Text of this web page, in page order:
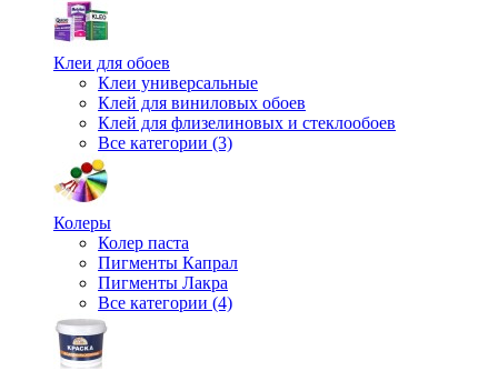
Клеи для обоев
Клеи универсальные
Клей для виниловых обоев
Клей для флизелиновых и стеклообоев
Все категории (3)
Колеры
Колер паста
Пигменты Капрал
Пигменты Лакра
Все категории (4)